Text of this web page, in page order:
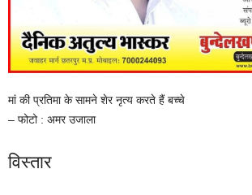
मां की प्रतिमा के सामने शेर नृत्य करते हैं बच्चे
– फोटो : अमर उजाला
विस्तार